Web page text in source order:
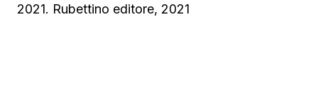
2021. Rubettino editore, 2021